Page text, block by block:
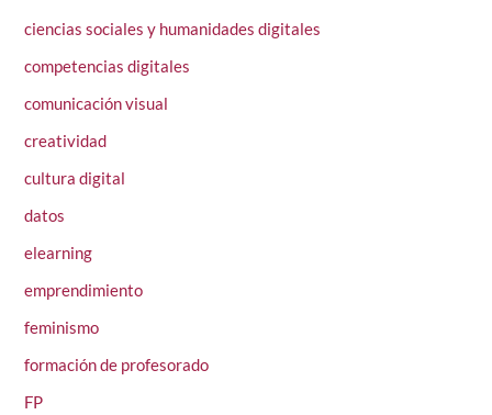
ciencias sociales y humanidades digitales
competencias digitales
comunicación visual
creatividad
cultura digital
datos
elearning
emprendimiento
feminismo
formación de profesorado
FP